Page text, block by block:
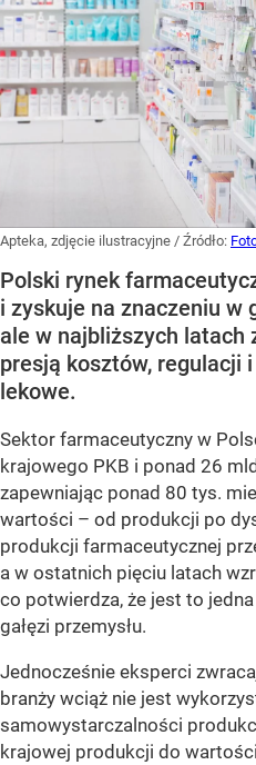
Apteka, zdjęcie ilustracyjne / Źródło:
Polski rynek
i zyskuje na znaczeniu w
ale w najbliższych latach
presją kosztów, regulacji
lekowe.
Sektor farmaceutyczny w
krajowego PKB i ponad 26
zapewniając ponad 80 tys.
wartości – od produkcji po
produkcji farmaceutycznej
a w ostatnich pięciu latach
co potwierdza, że jest to
gałęzi przemysłu.
Jednocześnie eksperci
branży wciąż nie jest
samowystarczalności
krajowej produkcji do